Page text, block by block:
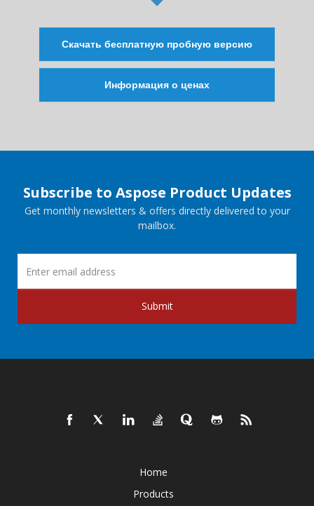
Скачать бесплатную пробную версию
Информация о ценах
Subscribe to Aspose Product Updates
Get monthly newsletters & offers directly delivered to your
mailbox.
Submit
Home
Products